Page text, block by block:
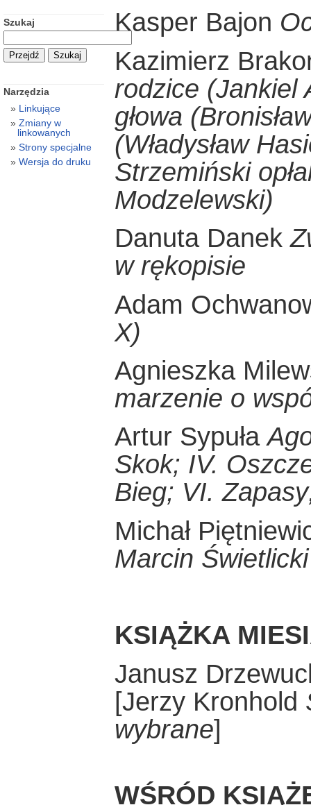
Kasper Bajon
Kazimierz
rodzice (Jankiel
głowa
(Władysław
Strzemiński
Modzelewski)
Danuta Danek
w rękopisie
Adam
X)
Agnieszka
marzenie o
Artur Sypuła
Skok; IV.
Bieg; VI.
Michał
Marcin Świetlicki
KSIĄŻKA
Janusz
[Jerzy Kronhold
wybrane]
WŚRÓD
Szukaj
Narzędzia
Linkujące
Zmiany w
linkowanych
Strony specjalne
Wersja do druku